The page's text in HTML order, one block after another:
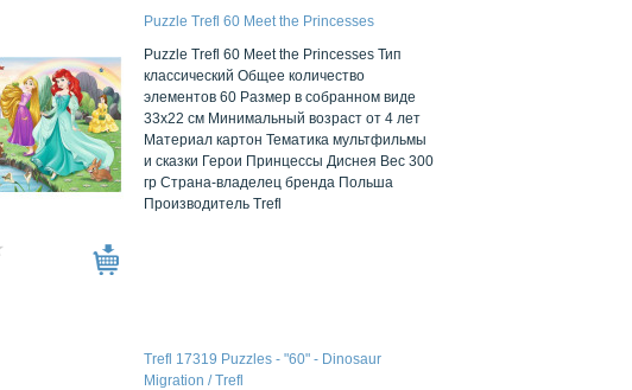
Puzzle Trefl 60 Meet the Princesses
Puzzle Trefl 60 Meet the Princesses Тип
классический Общее количество
элементов 60 Размер в собранном виде
33x22 см Минимальный возраст от 4 лет
Материал картон Тематика мультфильмы
и сказки Герои Принцессы Диснея Вес 300
гр Страна-владелец бренда Польша
Производитель Trefl
Trefl 17319 Puzzles - "60" - Dinosaur
Migration / Trefl